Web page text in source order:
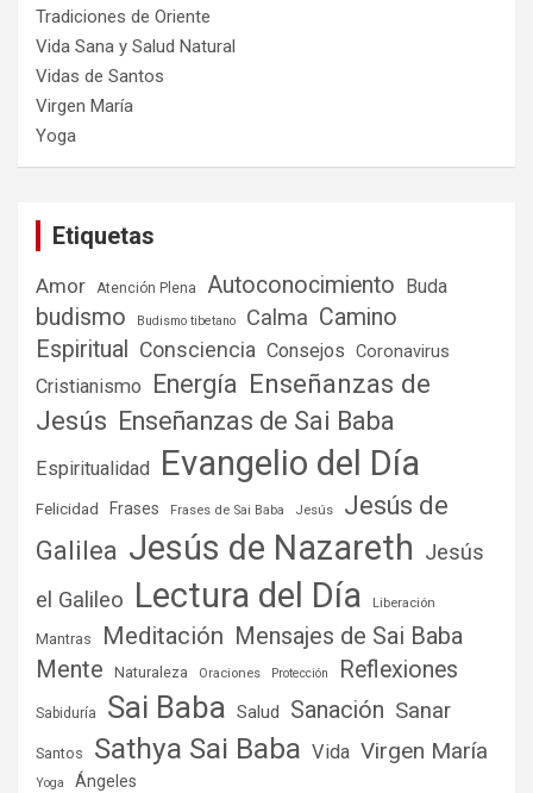
Tradiciones de Oriente
Vida Sana y Salud Natural
Vidas de Santos
Virgen María
Yoga
Etiquetas
Amor Atención Plena Autoconocimiento Buda
budismo Budismo tibetano Calma Camino
Espiritual
Consciencia Consejos Coronavirus
Cristianismo Energía Enseñanzas de
Jesús Enseñanzas de Sai Baba
Espiritualidad Evangelio del Día
Felicidad Frases Frases de Sai Baba Jesús
Jesús de
Galilea Jesús de Nazareth Jesús
el Galileo Lectura del Día Liberación
Mantras Meditación Mensajes de Sai Baba
Mente
Naturaleza Oraciones Protección Reflexiones
Sabiduría Sai Baba Salud Sanación Sanar
Santos Sathya Sai Baba Vida Virgen María
Yoga Ángeles